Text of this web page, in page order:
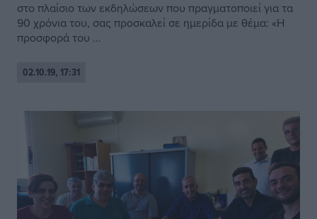
στο πλαίσιο των εκδηλώσεων που πραγματοποιεί για τα
90 χρόνια του, σας προσκαλεί σε ημερίδα με θέμα: «Η
προσφορά του ...
02.10.19, 17:31